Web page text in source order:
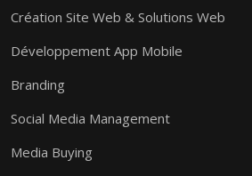
Création Site Web & Solutions Web
Développement App Mobile
Branding
Social Media Management
Media Buying